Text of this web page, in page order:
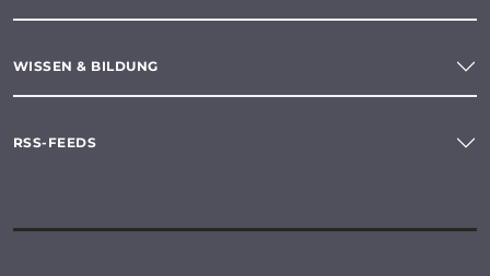
WISSEN & BILDUNG
RSS-FEEDS